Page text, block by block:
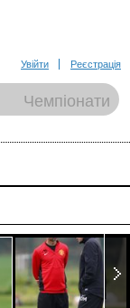
Увійти Реєстрація